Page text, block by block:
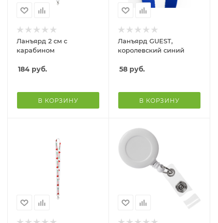
Ланъярд 2 см с
карабином
184 руб.
В КОРЗИНУ
Ланъярд GUEST,
королевский синий
58 руб.
В КОРЗИНУ